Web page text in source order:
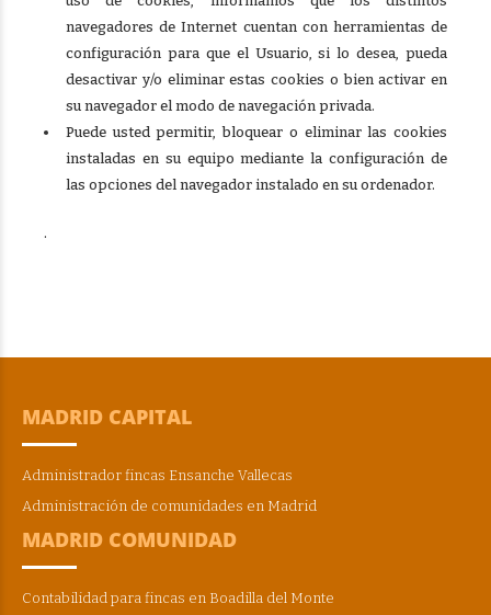
navegadores de Internet cuentan con herramientas de
configuración para que el Usuario, si lo desea, pueda
desactivar y/o eliminar estas cookies o bien activar en
su navegador el modo de navegación privada.
Puede usted permitir, bloquear o eliminar las cookies
instaladas en su equipo mediante la configuración de
las opciones del navegador instalado en su ordenador.
.
MADRID CAPITAL
Administrador fincas Ensanche Vallecas
Administración de comunidades en Madrid
MADRID COMUNIDAD
Contabilidad para fincas en Boadilla del Monte